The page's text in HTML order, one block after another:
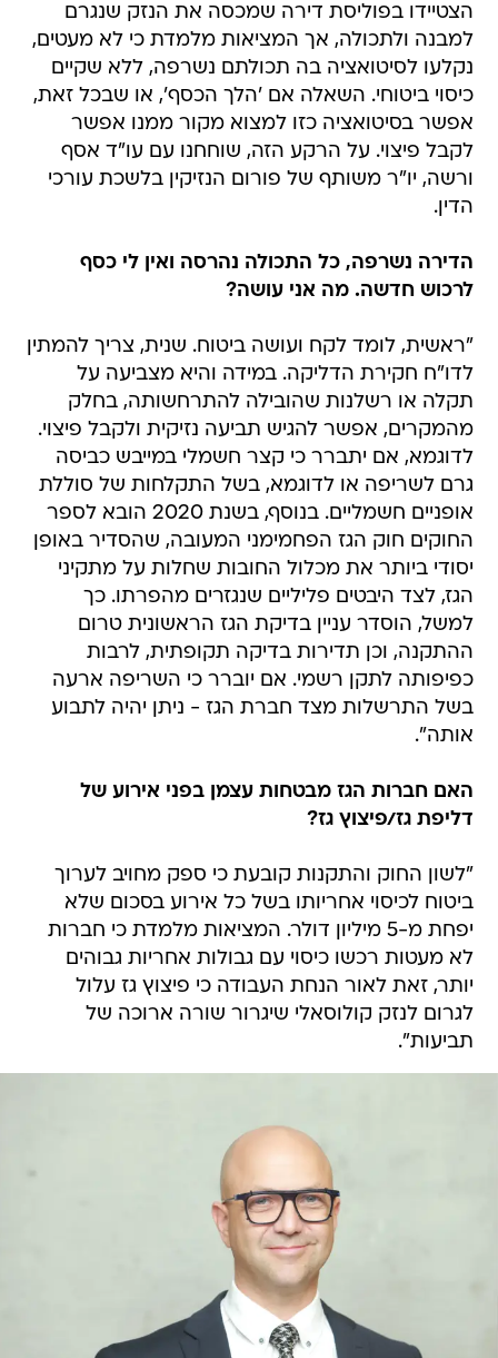
הצטיידו בפוליסת דירה שמכסה את הנזק שנגרם
למבנה ולתכולה, אך המציאות מלמדת כי לא מעטים,
נקלעו לסיטואציה בה תכולתם נשרפה, ללא שקיים
כיסוי ביטוחי. השאלה אם 'הלך הכסף', או שבכל זאת,
אפשר בסיטואציה כזו למצוא מקור ממנו אפשר
לקבל פיצוי. על הרקע הזה, שוחחנו עם עו"ד אסף
ורשה, יו"ר משותף של פורום הנזיקין בלשכת עורכי
הדין.
הדירה נשרפה, כל התכולה נהרסה ואין לי כסף
לרכוש חדשה. מה אני עושה?
"ראשית, לומד לקח ועושה ביטוח. שנית, צריך להמתין
לדו"ח חקירת הדליקה. במידה והיא מצביעה על
תקלה או רשלנות שהובילה להתרחשותה, בחלק
מהמקרים, אפשר להגיש תביעה נזיקית ולקבל פיצוי.
לדוגמא, אם יתברר כי קצר חשמלי במייבש כביסה
גרם לשריפה או לדוגמא, בשל התקלחות של סוללת
אופניים חשמליים. בנוסף, בשנת 2020 הובא לספר
החוקים חוק הגז הפחמימני המעובה, שהסדיר באופן
יסודי ביותר את מכלול החובות שחלות על מתקיני
הגז, לצד היבטים פליליים שנגזרים מהפרתו. כך
למשל, הוסדר עניין בדיקת הגז הראשונית טרום
ההתקנה, וכן תדירות בדיקה תקופתית, לרבות
כפיפותה לתקן רשמי. אם יוברר כי השריפה ארעה
בשל התרשלות מצד חברת הגז - ניתן יהיה לתבוע
אותה".
האם חברות הגז מבטחות עצמן בפני אירוע של
דליפת גז/פיצוץ גז?
"לשון החוק והתקנות קובעת כי ספק מחויב לערוך
ביטוח לכיסוי אחריותו בשל כל אירוע בסכום שלא
יפחת מ-5 מיליון דולר. המציאות מלמדת כי חברות
לא מעטות רכשו כיסוי עם גבולות אחריות גבוהים
יותר, זאת לאור הנחת העבודה כי פיצוץ גז עלול
לגרום לנזק קולוסאלי שיגרור שורה ארוכה של
תביעות".